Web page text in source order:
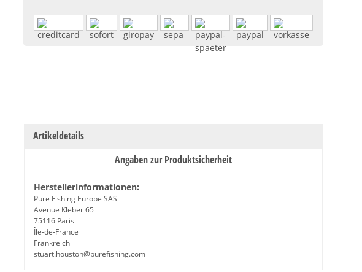
Artikeldetails
Angaben zur Produktsicherheit
Herstellerinformationen:
Pure Fishing Europe SAS
Avenue Kleber 65
75116 Paris
Île-de-France
Frankreich
stuart.houston@purefishing.com